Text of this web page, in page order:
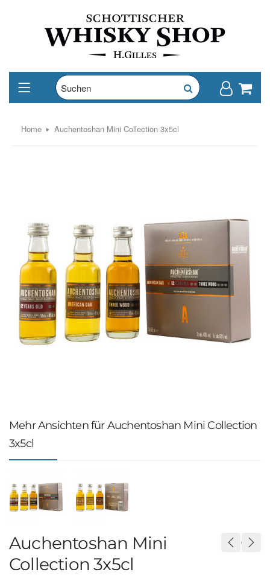
Home Auchentoshan Mini Collection 3x5cl
Mehr Ansichten für Auchentoshan Mini Collection
3x5cl
Auchentoshan Mini
Collection 3x5cl